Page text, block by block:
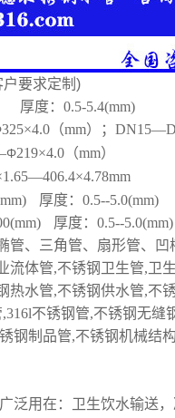
要求定制)
厚度：0.5-5.4(mm)
325×4.0（mm）；
Φ219×4.0（mm）
厚度：0.5--5.0(mm)
厚度：0.5--5.0(mm)
管、三角管、扇形管、
流体管,不锈钢卫生管,卫
热水管,不锈钢供水管,不
不锈钢管,不锈钢无
钢制品管,不锈钢机械结
泛用在：卫生饮水输送